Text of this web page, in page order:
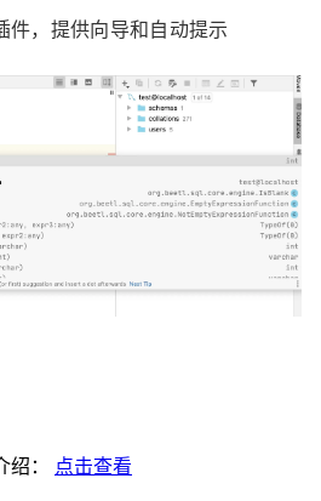
，提供向导和自动提示
绍： 点击查看